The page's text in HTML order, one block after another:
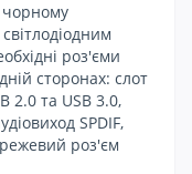
чорному
роз'єми
сторонах: слот
2.0 та USB 3.0,
SPDIF,
роз'єм